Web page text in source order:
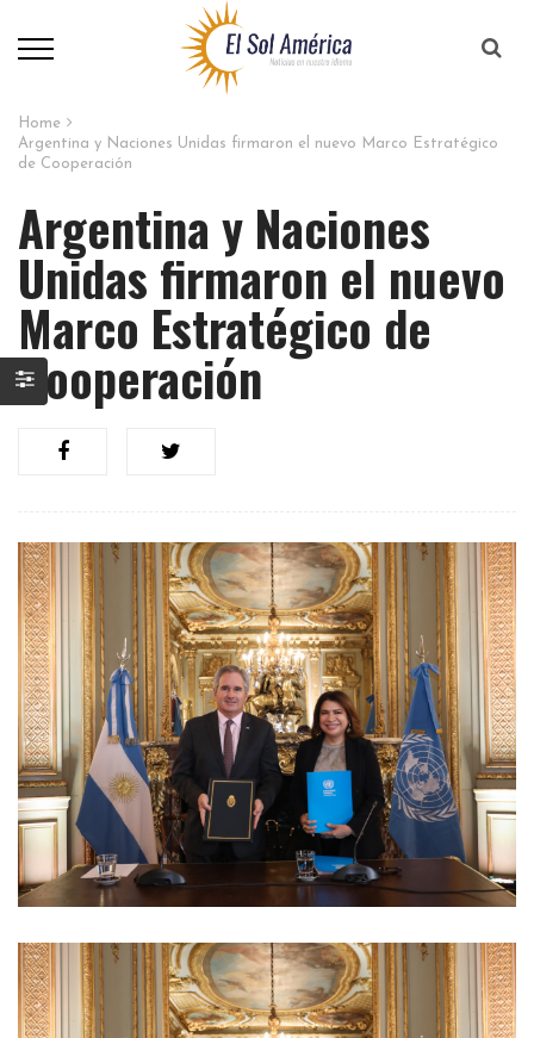
Home
Argentina y Naciones Unidas firmaron el nuevo Marco Estratégico
de Cooperación
Argentina y Naciones
Unidas firmaron el nuevo
Marco Estratégico de
Cooperación